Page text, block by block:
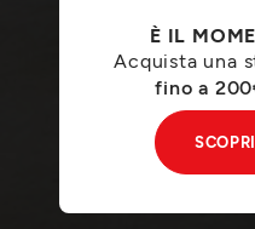
È IL
Acquista una
fino a